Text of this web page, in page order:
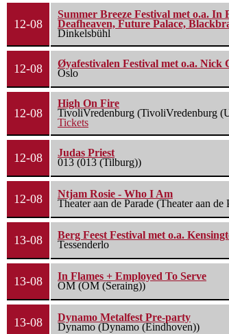
12-08
Summer Breeze Festival met o.a.
Deafheaven, Future Palace,
Dinkelsbühl
12-08
Øyafestivalen Festival met o.a. Nick
Oslo
12-08
High On Fire
TivoliVredenburg (TivoliVredenburg
Tickets
12-08
Judas Priest
013 (013 (Tilburg))
12-08
Ntjam Rosie - Who I Am
Theater aan de Parade (Theater aan
13-08
Berg Feest Festival met o.a.
Tessenderlo
13-08
In Flames + Employed To Serve
OM (OM (Seraing))
13-08
Dynamo Metalfest Pre-party
Dynamo (Dynamo (Eindhoven))